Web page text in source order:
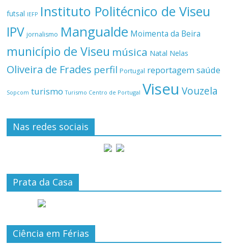
futsal IEFP Instituto Politécnico de Viseu
IPV jornalismo Mangualde Moimenta da Beira
município de Viseu música Natal Nelas
Oliveira de Frades perfil Portugal reportagemsaúde
Sopcom turismo Turismo Centro de Portugal Viseu Vouzela
Nas redes sociais
Prata da Casa
Ciência em Férias